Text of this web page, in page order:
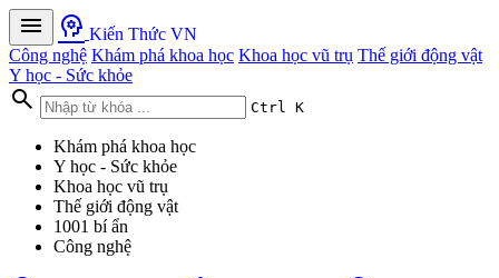
menu psychology Kiến Thức VN
Công nghệ Khám phá khoa học Khoa học vũ trụ Thế giới động vật
Y học - Sức khỏe
search Ctrl K
Khám phá khoa học
Y học - Sức khỏe
Khoa học vũ trụ
Thế giới động vật
1001 bí ẩn
Công nghệ